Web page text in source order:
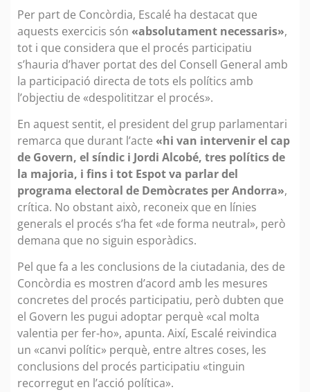
Per part de Concòrdia, Escalé ha destacat que
aquests exercicis són «absolutament necessaris»,
tot i que considera que el procés participatiu
s’hauria d’haver portat des del Consell General amb
la participació directa de tots els polítics amb
l’objectiu de «despolititzar el procés».
En aquest sentit, el president del grup parlamentari
remarca que durant l’acte «hi van intervenir el cap
de Govern, el síndic i Jordi Alcobé, tres polítics de
la majoria, i fins i tot Espot va parlar del
programa electoral de Demòcrates per Andorra»,
crítica. No obstant això, reconeix que en línies
generals el procés s’ha fet «de forma neutral», però
demana que no siguin esporàdics.
Pel que fa a les conclusions de la ciutadania, des de
Concòrdia es mostren d’acord amb les mesures
concretes del procés participatiu, però dubten que
el Govern les pugui adoptar perquè «cal molta
valentia per fer-ho», apunta. Així, Escalé reivindica
un «canvi polític» perquè, entre altres coses, les
conclusions del procés participatiu «tinguin
recorregut en l’acció política».